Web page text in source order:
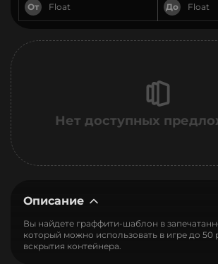
От До
Нет доступных
Описание
Вы найдете граффити-шаблон в
который можно использовать в игре до 50
вскрытия контейнера.